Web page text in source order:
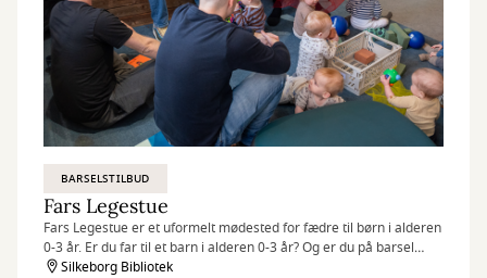
BARSELSTILBUD
Fars Legestue
Fars Legestue er et uformelt mødested for fædre til børn i alderen
0-3 år. Er du far til et barn i alderen 0-3 år? Og er du på barsel
eller orlov og bor i Silkeborg Kommune?
Silkeborg Bibliotek